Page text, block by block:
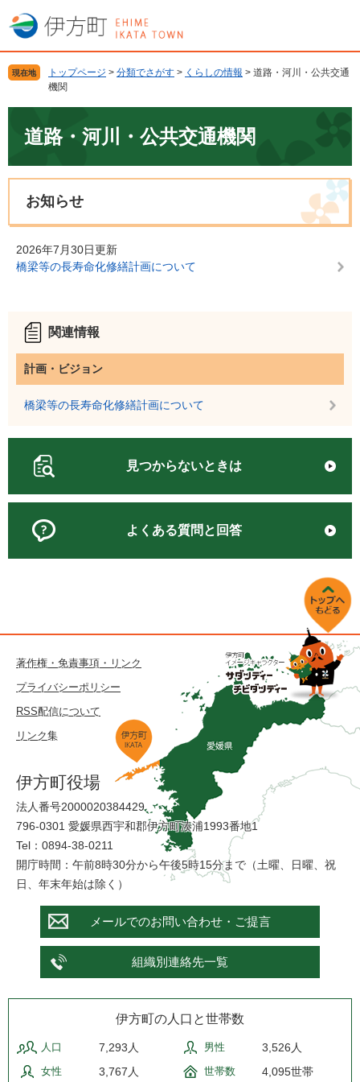
ー
先
で
ニ
を
ば
文
現在地 トップページ > 分類でさがす > くらしの情報 > 道路・河川・公共交通
機関
道路・河川・公共交通機関
お知らせ
2026年7月30日更新
橋梁等の長寿命化修繕計画について
関連情報
計画・ビジョン
橋梁等の長寿命化修繕計画について
見つからないときは
よくある質問と回答
著作権・免責事項・リンク
プライバシーポリシー
RSS配信について
リンク集
伊方町役場
法人番号2000020384429
796-0301 愛媛県西宇和郡伊方町湊浦1993番地1
Tel：0894-38-0211
開庁時間：午前8時30分から午後5時15分まで（土曜、日曜、祝
日、年末年始は除く）
メールでのお問い合わせ・ご提言
組織別連絡先一覧
伊方町の人口と世帯数
人口 7,293人 男性 3,526人
女性 3,767人 世帯数 4,095世帯